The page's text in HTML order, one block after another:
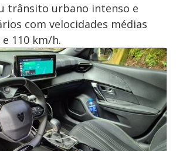
trânsito urbano intenso e
com velocidades médias
110 km/h.